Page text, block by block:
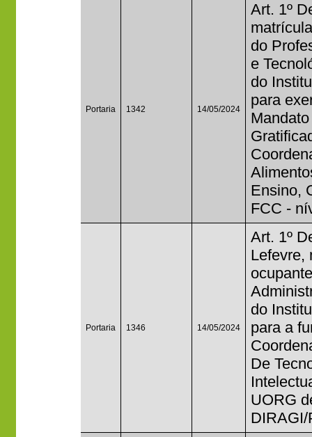
Portaria 1342 14/05/2024
Art. 1º
do
e
do
para
Ensino,
FCC -
Portaria 1346 14/05/2024
Art. 1º
Lefevre,
do
para a
De
UORG